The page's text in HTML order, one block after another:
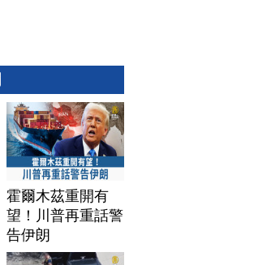
霍爾木茲重開有
望！川普再重話警
告伊朗